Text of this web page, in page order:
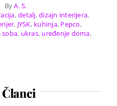
ByA. S.
,detalj,dizajn interijera,
, JYSK, kuhinja, Pepco,
soba, ukras, uređenje doma,